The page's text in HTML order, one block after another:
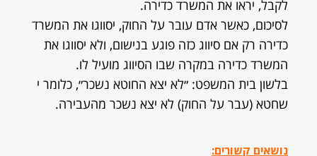
לקבל, יראו את המשרד כדירה.
לסיכום, כאשר אדם עובר על החוק, יסווגו את המשרד
כדירה רק אם סיווג כזה פוגע בנישום, ולא יסווגו את
המשרד כדירה במקרה שבו הסיווג מועיל לו.
בלשון בית המשפט: ״לא יצא החוטא נשכר״, כלומר י
שחטא (עבר על החוק) לא יצא נשכר מהעבירה.
נושאים קשורים: